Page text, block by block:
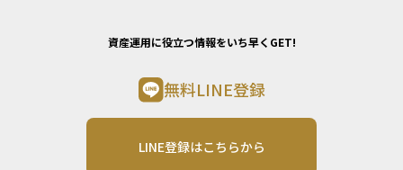
資産運用に役立つ情報をいち早くGET!
無料LINE登録
LINE登録はこちらから